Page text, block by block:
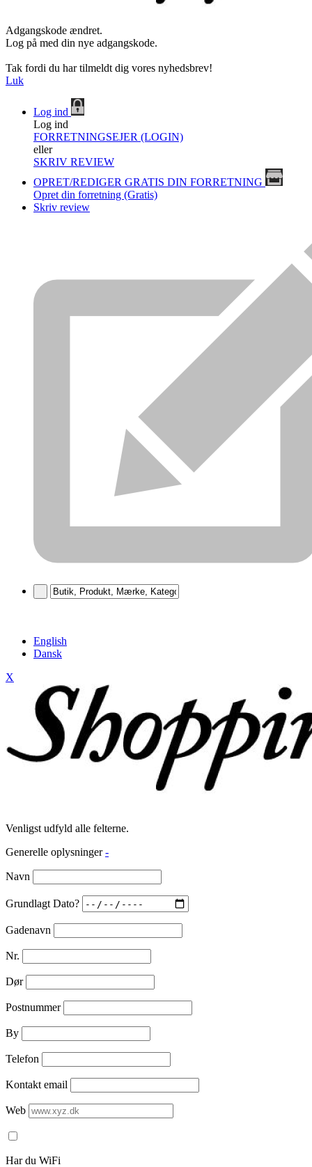
Adgangskode ændret.
Log på med din nye adgangskode.
Tak fordi du har tilmeldt dig vores nyhedsbrev!
Luk
Log ind
Log ind
FORRETNINGSEJER (LOGIN)
eller
SKRIV REVIEW
OPRET/REDIGER GRATIS DIN FORRETNING
Opret din forretning (Gratis)
Skriv review
English
Dansk
X
Venligst udfyld alle felterne.
Generelle oplysninger -
Navn
Grundlagt Dato?
Gadenavn
Nr.
Dør
Postnummer
By
Telefon
Kontakt email
Web
Har du WiFi